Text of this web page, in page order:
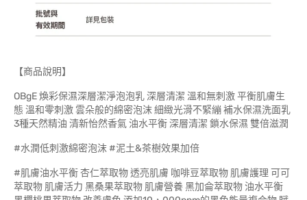
【商品說明】
OBgE 煥彩保濕深層潔淨泡泡乳 深層清潔 溫和無刺激 平衡肌膚生
態 溫和零刺激 雲朵般的綿密泡沫 細緻光滑不緊繃 補水保濕洗面乳
3種天然精油 清新怡然香氣 油水平衡 深層清潔 鎖水保濕 雙倍滋潤
#水潤低刺激綿密泡沫 #泥土&茶樹效果加倍
#肌膚油水平衡 杏仁萃取物 透亮肌膚 咖啡豆萃取物 肌膚護理 可可
萃取物 肌膚活力 黑桑果萃取物 肌膚營養 黑加侖萃取物 油水平衡